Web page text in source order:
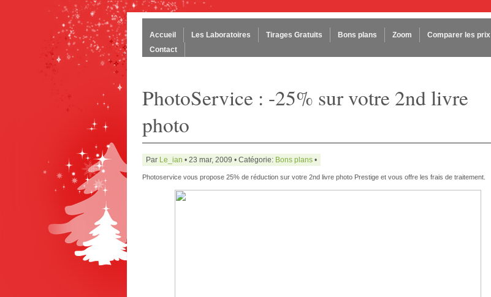
Accueil Les Laboratoires Tirages Gratuits Bons plans Zoom Comparer les prix
Contact
PhotoService : -25% sur votre 2nd livre
photo
Par Le_ian • 23 mar, 2009 • Catégorie: Bons plans •
Photoservice vous propose 25% de réduction sur votre 2nd livre photo Prestige et vous offre les frais de traitement.